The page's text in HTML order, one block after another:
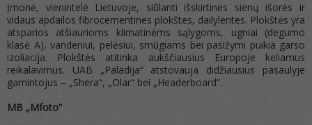
Įmonė, vienintelė Lietuvoje, siūlanti išskirtines sienų išorės ir
vidaus apdailos fibrocementines plokštes, dailylentes. Plokštės yra
atsparios atšiaurioms klimatinėms sąlygoms, ugniai (degumo
klasė A), vandeniui, pelėsiui, smūgiams bei pasižymi puikia garso
izoliacija. Plokštės atitinka aukščiausius Europoje keliamus
reikalavimus. UAB „Paladija“ atstovauja didžiausius pasaulyje
gamintojus – „Shera“, „Olar“ bei „Headerboard“.
MB „Mfoto“